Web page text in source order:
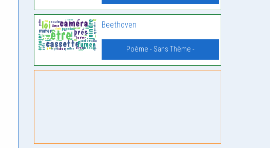
Beethoven
Poème - Sans Thème -